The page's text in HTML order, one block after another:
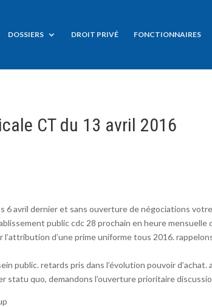
DOSSIERS DROIT PRIVÉ FONCTIONNAIRES
CT du 13 avril 2016
6 avril dernier et sans ouverture de négociations
public cdc 28 prochain en heure mensuelle
l’attribution d’une prime uniforme tous 2016.
public. retards pris dans l’évolution pouvoir
statu quo, demandons l’ouverture prioritaire